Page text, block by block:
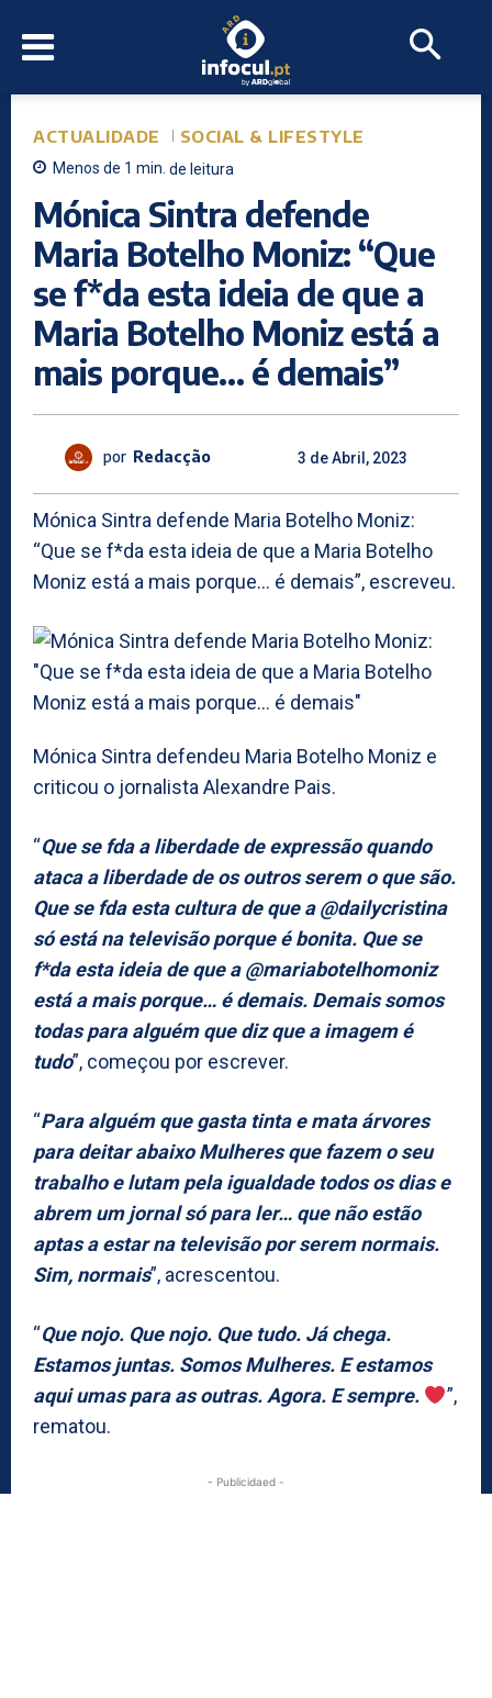
ACTUALIDADE SOCIAL & LIFESTYLE
Menos de 1 min. de leitura
Mónica Sintra defende
Maria Botelho Moniz: “Que
se f*da esta ideia de que a
Maria Botelho Moniz está a
mais porque… é demais”
por Redacção 3 de Abril, 2023
Mónica Sintra defende Maria Botelho Moniz:
“Que se f*da esta ideia de que a Maria Botelho
Moniz está a mais porque… é demais”, escreveu.
Mónica Sintra defendeu Maria Botelho Moniz e
criticou o jornalista Alexandre Pais.
“Que se fda a liberdade de expressão quando
ataca a liberdade de os outros serem o que são.
Que se fda esta cultura de que a @dailycristina
só está na televisão porque é bonita. Que se
f*da esta ideia de que a @mariabotelhomoniz
está a mais porque… é demais. Demais somos
todas para alguém que diz que a imagem é
tudo”, começou por escrever.
“Para alguém que gasta tinta e mata árvores
para deitar abaixo Mulheres que fazem o seu
trabalho e lutam pela igualdade todos os dias e
abrem um jornal só para ler… que não estão
aptas a estar na televisão por serem normais.
Sim, normais”, acrescentou.
“Que nojo. Que nojo. Que tudo. Já chega.
Estamos juntas. Somos Mulheres. E estamos
aqui umas para as outras. Agora. E sempre.
”,
rematou.
- Publicidaed -